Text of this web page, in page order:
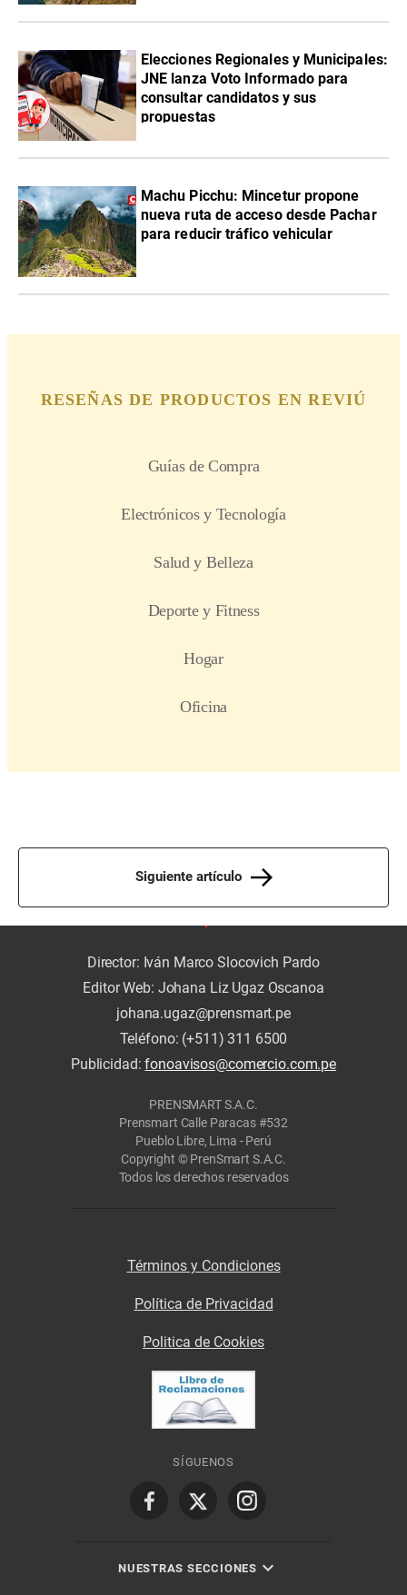
Elecciones Regionales y Municipales:
JNE lanza Voto Informado para
consultar candidatos y sus
propuestas
Machu Picchu: Mincetur propone
nueva ruta de acceso desde Pachar
para reducir tráfico vehicular
Siguiente artículo
Director: Iván Marco Slocovich Pardo
Editor Web: Johana Liz Ugaz Oscanoa
johana.ugaz@prensmart.pe
Teléfono: (+511) 311 6500
Publicidad:fonoavisos@comercio.com.pe
PRENSMART S.A.C.
Prensmart Calle Paracas #532
Pueblo Libre, Lima - Perú
Copyright © PrenSmart S.A.C.
Todos los derechos reservados
Términos y Condiciones
Política de Privacidad
Politica de Cookies
SÍGUENOS
NUESTRAS SECCIONES